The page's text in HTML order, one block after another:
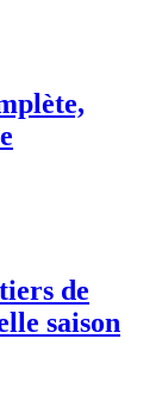
de
saison